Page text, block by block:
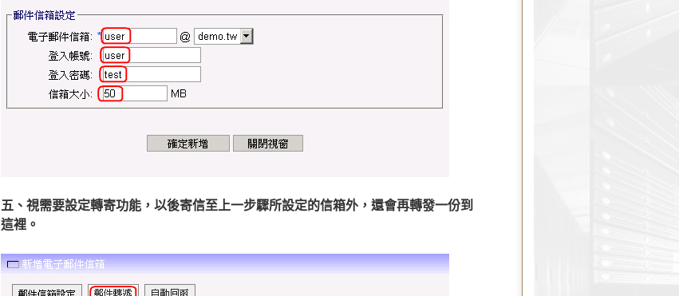
五、視需要設定轉寄功能，以後寄信至上一步驟所設定的信箱外，還會再轉發一份到
這裡。